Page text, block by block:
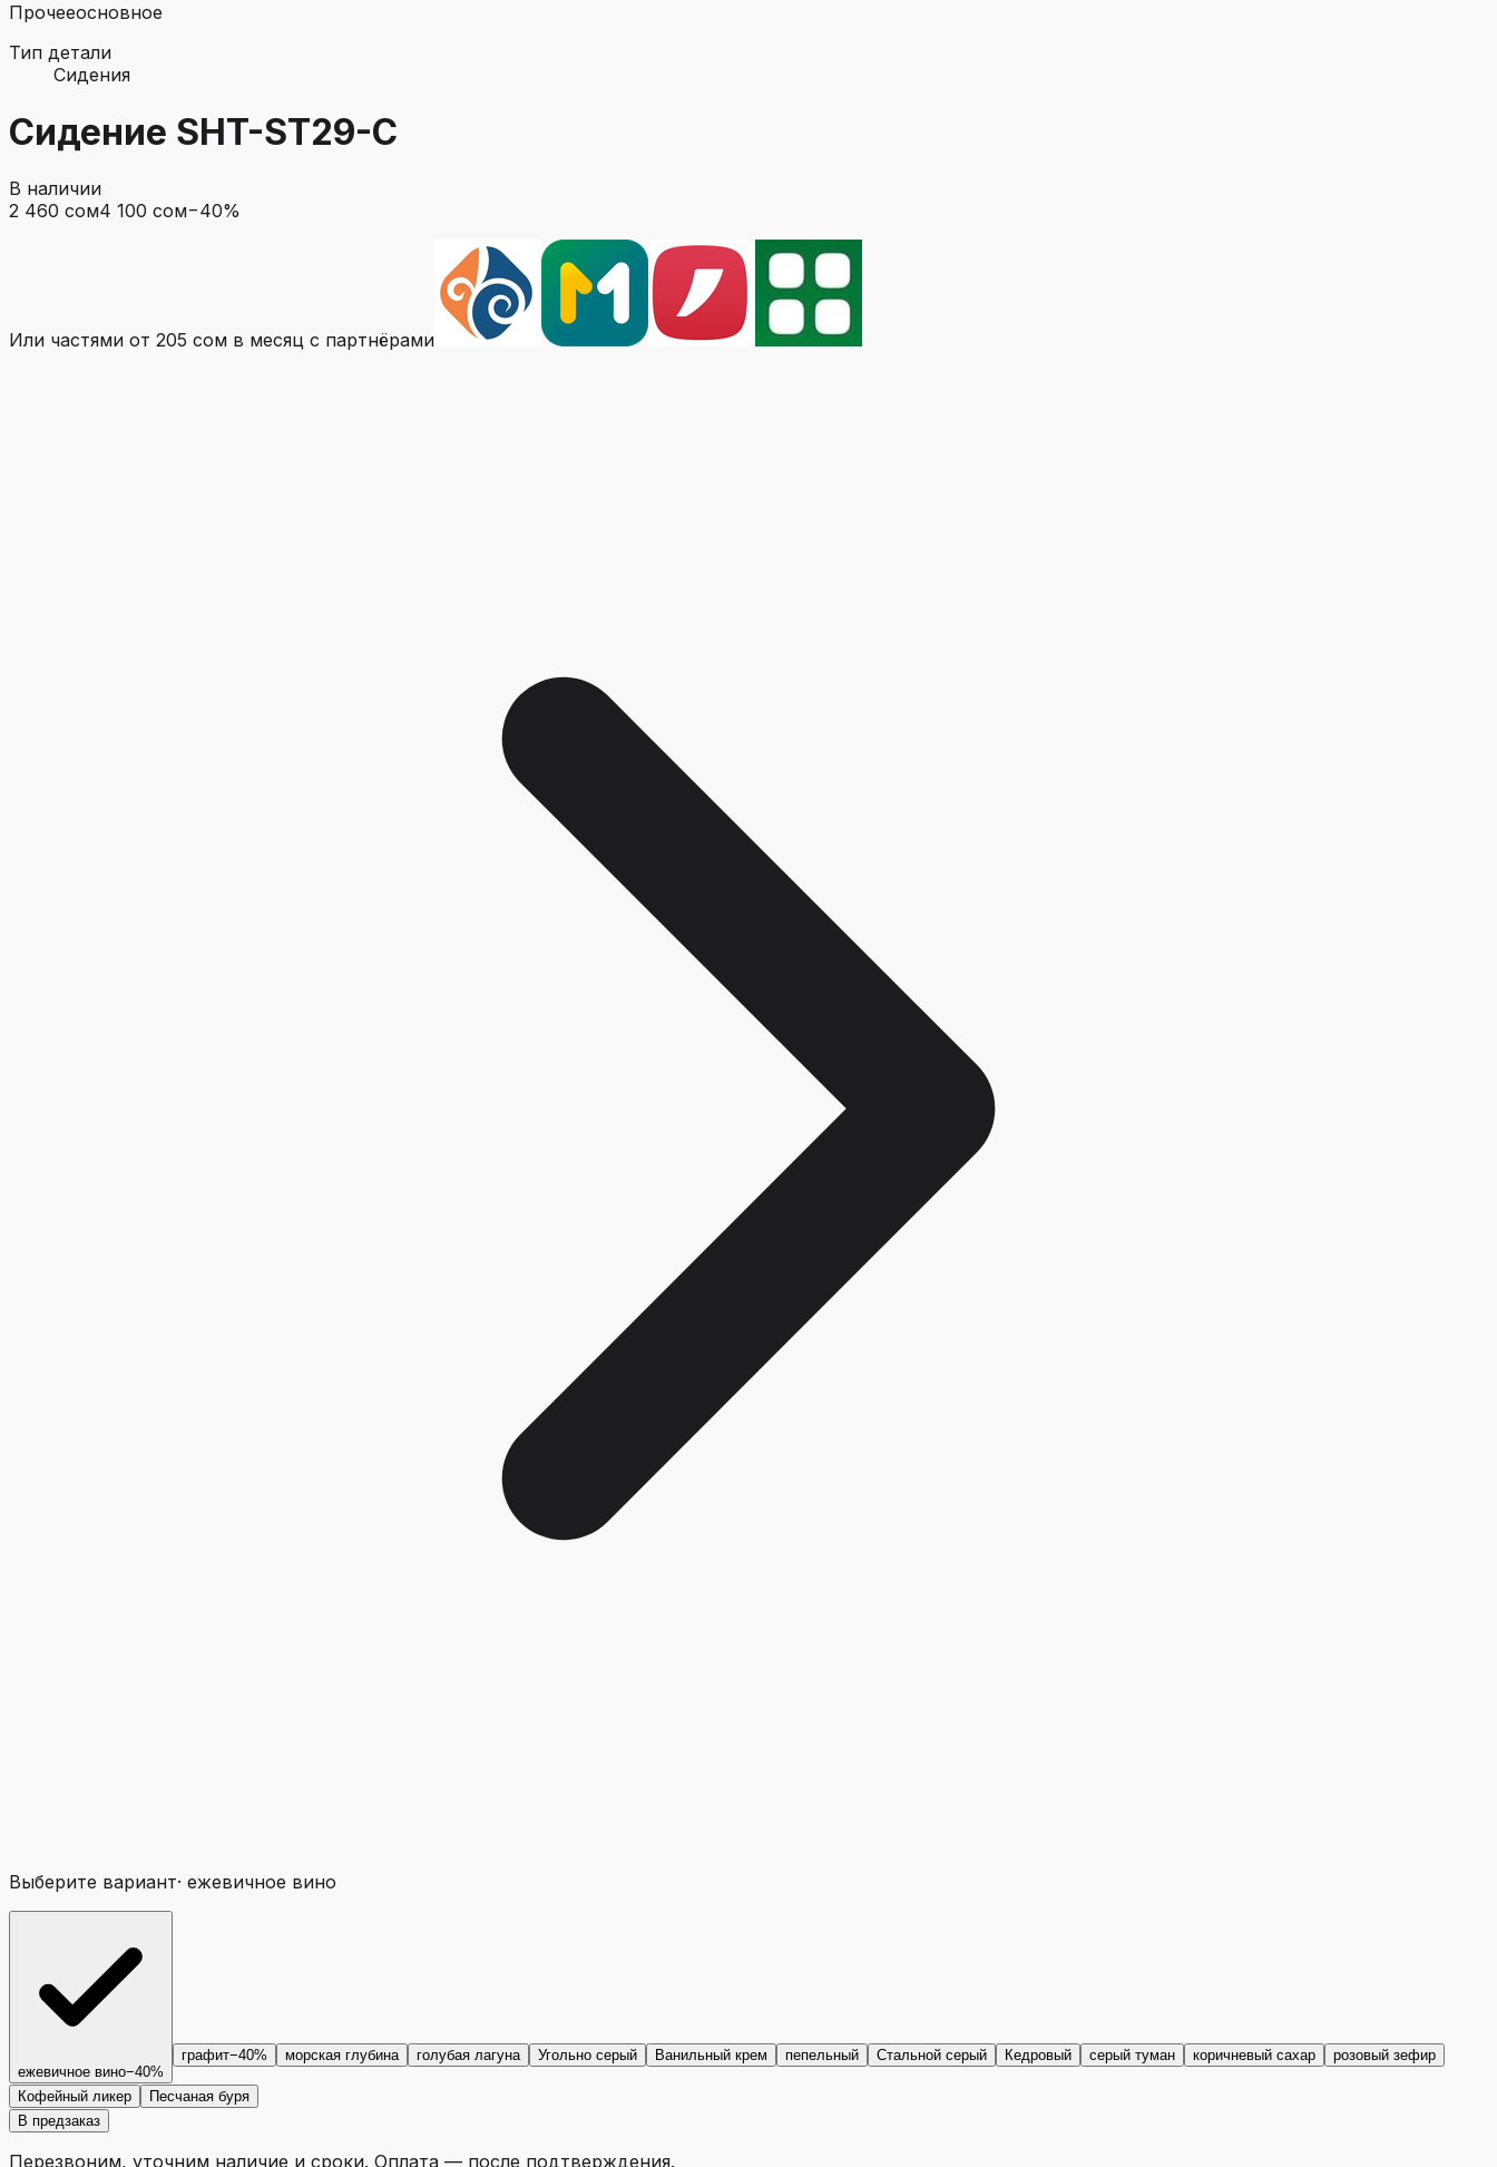
Прочееосновное
Тип детали
Сидения
Сидение SHT-ST29-С
В наличии
2 460 сом4 100 сом−40%
Или частями от 205 сом в месяц с партнёрами
Выберите вариант· ежевичное вино
ежевичное вино−40%
графит−40% морская глубина голубая лагуна Угольно серый Ванильный крем пепельный Стальной серый Кедровый серый туман коричневый сахар розовый зефир
Кофейный ликер
Песчаная буря
В предзаказ
Перезвоним, уточним наличие и сроки. Оплата — после подтверждения.